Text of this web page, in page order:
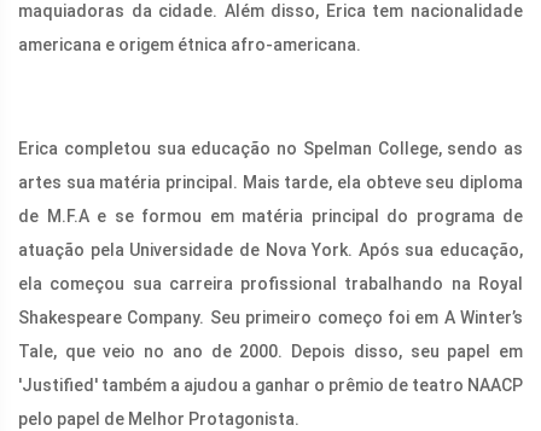
maquiadoras da cidade. Além disso, Erica tem nacionalidade
americana e origem étnica afro-americana.
Erica completou sua educação no Spelman College, sendo as
artes sua matéria principal. Mais tarde, ela obteve seu diploma
de M.F.A e se formou em matéria principal do programa de
atuação pela Universidade de Nova York. Após sua educação,
ela começou sua carreira profissional trabalhando na Royal
Shakespeare Company. Seu primeiro começo foi em A Winter’s
Tale, que veio no ano de 2000. Depois disso, seu papel em
'Justified' também a ajudou a ganhar o prêmio de teatro NAACP
pelo papel de Melhor Protagonista.